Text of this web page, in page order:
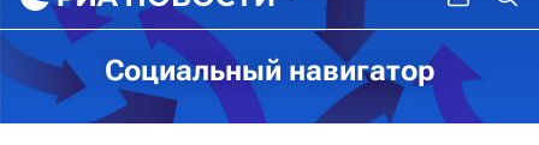
Социальный навигатор